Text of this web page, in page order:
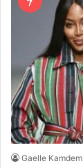
Gaelle Kamdem